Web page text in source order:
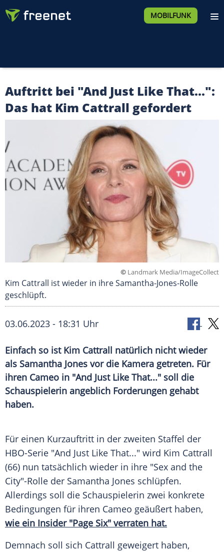
MOBILFUNK
Auftritt bei "And Just Like That...":
Das hat Kim Cattrall gefordert
© Landmark Media/ImageCollect
Kim Cattrall ist wieder in ihre Samantha-Jones-Rolle
geschlüpft.
03.06.2023 - 18:31 Uhr
Einfach so ist Kim Cattrall natürlich nicht wieder
als Samantha Jones vor die Kamera getreten. Für
ihren Cameo in "And Just Like That..." soll die
Schauspielerin angeblich Forderungen gehabt
haben.
Für einen Kurzauftritt in der zweiten Staffel der
HBO-Serie "And Just Like That..." wird Kim Cattrall
(66) nun tatsächlich wieder in ihre "Sex and the
City"-Rolle der Samantha Jones schlüpfen.
Allerdings soll die Schauspielerin zwei konkrete
Bedingungen für ihren Cameo geäußert haben,
wie ein Insider "Page Six" verraten hat.
Demnach soll sich Cattrall geweigert haben,